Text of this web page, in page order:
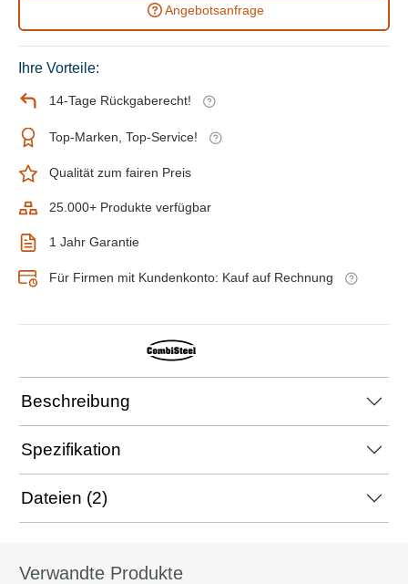
Angebotsanfrage
Ihre Vorteile:
14-Tage Rückgaberecht!
Top-Marken, Top-Service!
Qualität zum fairen Preis
25.000+ Produkte verfügbar
1 Jahr Garantie
Für Firmen mit Kundenkonto: Kauf auf Rechnung
Beschreibung
Spezifikation
Dateien (2)
Verwandte Produkte